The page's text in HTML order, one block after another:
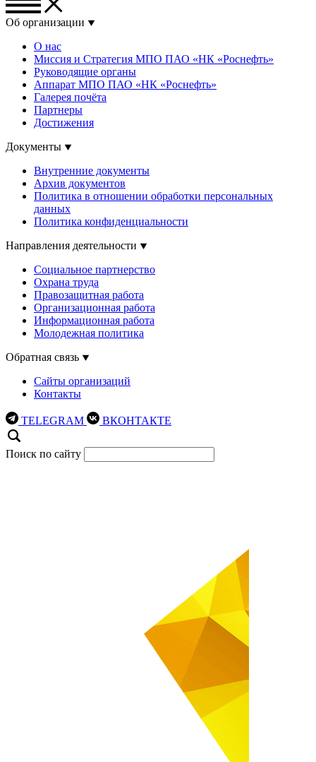
Об организации
О нас
Миссия и Стратегия МПО ПАО «НК «Роснефть»
Руководящие органы
Аппарат МПО ПАО «НК «Роснефть»
Галерея почёта
Партнеры
Достижения
Документы
Внутренние документы
Архив документов
Политика в отношении обработки персональных
данных
Политика конфиденциальности
Направления деятельности
Социальное партнерство
Охрана труда
Правозащитная работа
Организационная работа
Информационная работа
Молодежная политика
Обратная связь
Сайты организаций
Контакты
TELEGRAM ВКОНТАКТЕ
Поиск по сайту